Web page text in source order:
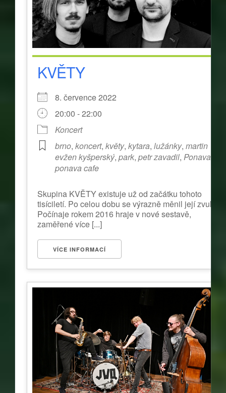
KVĚTY
8. července 2022
20:00 - 22:00
Koncert
brno,koncert,květy,kytara,lužánky,martin
evžen kyšperský,park,petr zavadil,Ponava
ponava cafe
Skupina KVĚTY existuje už od začátku tohoto
tisíciletí. Po celou dobu se výrazně měnil její zvuk.
Počínaje rokem 2016 hraje v nové sestavě,
zaměřené více [...]
VÍCE INFORMACÍ